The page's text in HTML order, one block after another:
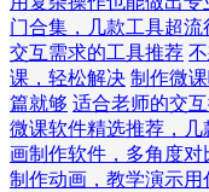
门合集，几款工具超流
交互需求的工具推荐
课，轻松解决 制作微
篇就够 适合老师的交
微课软件精选推荐，
画制作软件，多角度
制作动画，教学演示